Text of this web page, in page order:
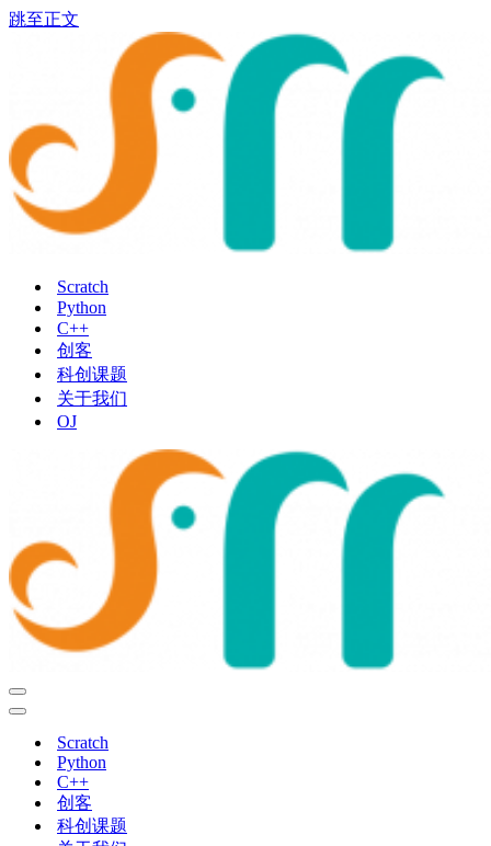
跳至正文
Scratch
Python
C++
创客
科创课题
关于我们
OJ
导
航
导
Scratch
Python
C++
创客
科创课题